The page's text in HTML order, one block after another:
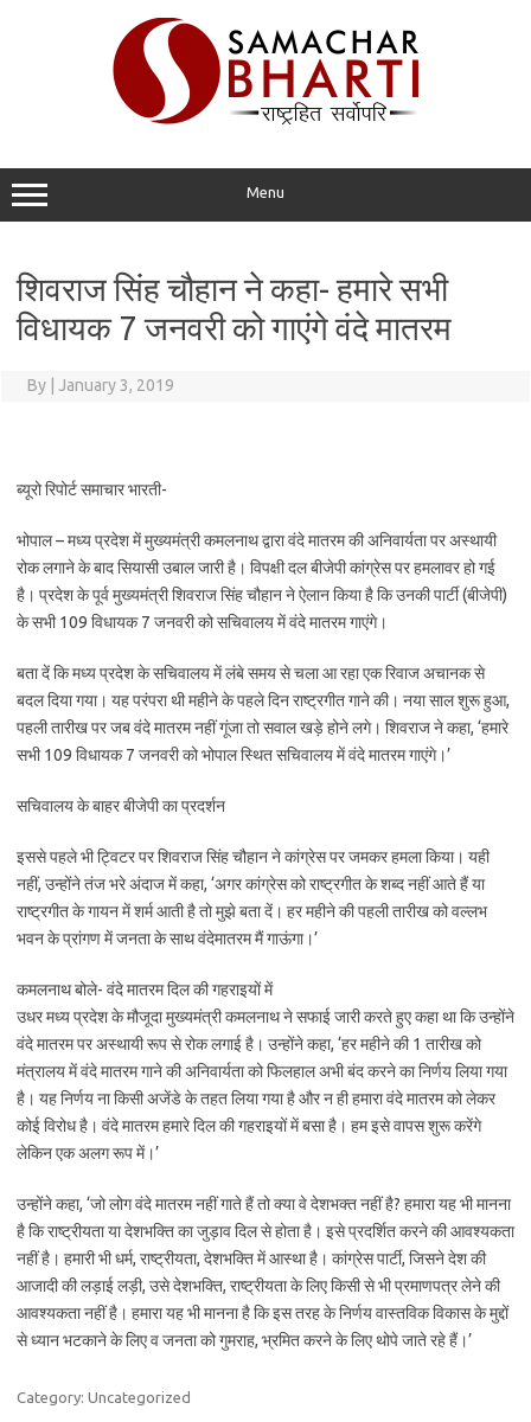
Menu
शिवराज सिंह चौहान ने कहा- हमारे सभी
विधायक 7 जनवरी को गाएंगे वंदे मातरम
By January 3, 2019
ब्यूरो रिपोर्ट समाचार भारती-
भोपाल – मध्य प्रदेश में मुख्यमंत्री कमलनाथ द्वारा वंदे मातरम की अनिवार्यता पर अस्थायी
रोक लगाने के बाद सियासी उबाल जारी है। विपक्षी दल बीजेपी कांग्रेस पर हमलावर हो गई
है। प्रदेश के पूर्व मुख्यमंत्री शिवराज सिंह चौहान ने ऐलान किया है कि उनकी पार्टी (बीजेपी)
के सभी 109 विधायक 7 जनवरी को सचिवालय में वंदे मातरम गाएंगे।
बता दें कि मध्य प्रदेश के सचिवालय में लंबे समय से चला आ रहा एक रिवाज अचानक से
बदल दिया गया। यह परंपरा थी महीने के पहले दिन राष्ट्रगीत गाने की। नया साल शुरू हुआ,
पहली तारीख पर जब वंदे मातरम नहीं गूंजा तो सवाल खड़े होने लगे। शिवराज ने कहा, ‘हमारे
सभी 109 विधायक 7 जनवरी को भोपाल स्थित सचिवालय में वंदे मातरम गाएंगे।’
सचिवालय के बाहर बीजेपी का प्रदर्शन
इससे पहले भी ट्विटर पर शिवराज सिंह चौहान ने कांग्रेस पर जमकर हमला किया। यही
नहीं, उन्होंने तंज भरे अंदाज में कहा, ‘अगर कांग्रेस को राष्ट्रगीत के शब्द नहीं आते हैं या
राष्ट्रगीत के गायन में शर्म आती है तो मुझे बता दें। हर महीने की पहली तारीख को वल्लभ
भवन के प्रांगण में जनता के साथ वंदेमातरम मैं गाऊंगा।’
कमलनाथ बोले- वंदे मातरम दिल की गहराइयों में
उधर मध्य प्रदेश के मौजूदा मुख्यमंत्री कमलनाथ ने सफाई जारी करते हुए कहा था कि उन्होंने
वंदे मातरम पर अस्थायी रूप से रोक लगाई है। उन्होंने कहा, ‘हर महीने की 1 तारीख को
मंत्रालय में वंदे मातरम गाने की अनिवार्यता को फिलहाल अभी बंद करने का निर्णय लिया गया
है। यह निर्णय ना किसी अजेंडे के तहत लिया गया है और न ही हमारा वंदे मातरम को लेकर
कोई विरोध है। वंदे मातरम हमारे दिल की गहराइयों में बसा है। हम इसे वापस शुरू करेंगे
लेकिन एक अलग रूप में।’
उन्होंने कहा, ‘जो लोग वंदे मातरम नहीं गाते हैं तो क्या वे देशभक्त नहीं है? हमारा यह भी मानना
है कि राष्ट्रीयता या देशभक्ति का जुड़ाव दिल से होता है। इसे प्रदर्शित करने की आवश्यकता
नहीं है। हमारी भी धर्म, राष्ट्रीयता, देशभक्ति में आस्था है। कांग्रेस पार्टी, जिसने देश की
आजादी की लड़ाई लड़ी, उसे देशभक्ति, राष्ट्रीयता के लिए किसी से भी प्रमाणपत्र लेने की
आवश्यकता नहीं है। हमारा यह भी मानना है कि इस तरह के निर्णय वास्तविक विकास के मुद्दों
से ध्यान भटकाने के लिए व जनता को गुमराह, भ्रमित करने के लिए थोपे जाते रहे हैं।’
Category: Uncategorized